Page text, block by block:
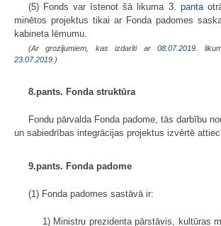
(5) Fonds var īstenot šā likuma 3. panta
minētos projektus tikai ar Fonda padomes
kabineta lēmumu.
(Ar grozījumiem, kas izdarīti ar08.07.2019 .
23.07.2019. )
8.pants. Fonda struktūra
Fondu pārvalda Fonda padome, tās darbību
un sabiedrības integrācijas projektus izvērtē
9.pants. Fonda padome
(1) Fonda padomes sastāvā ir:
1) Ministru prezidenta pārstāvis, kultūras